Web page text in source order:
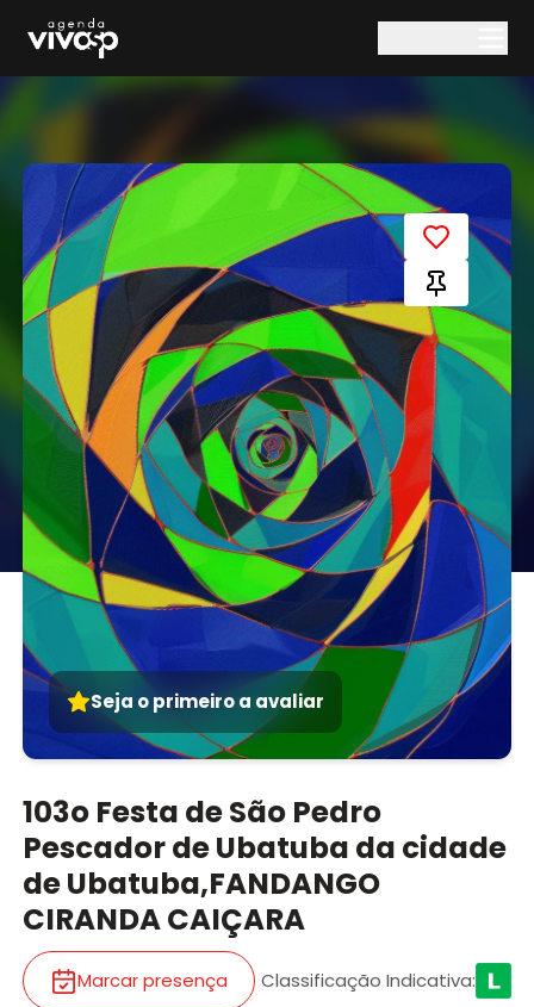
Seja o primeiro a avaliar
103o Festa de São Pedro
Pescador de Ubatuba da cidade
de Ubatuba,FANDANGO
CIRANDA CAIÇARA
Marcar presença Classificação Indicativa: